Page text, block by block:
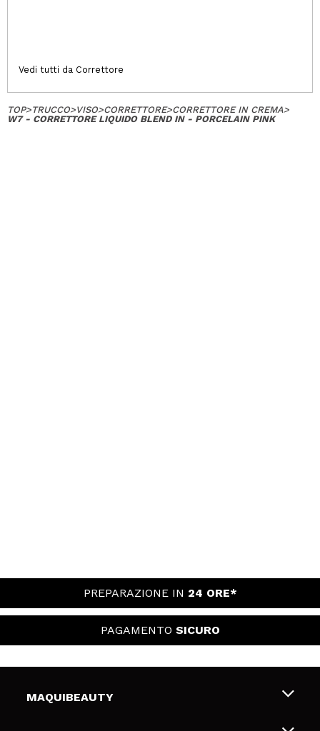
Vedi tutti da Correttore
TOP>TRUCCO>VISO>CORRETTORE>CORRETTORE IN CREMA>
W7 - CORRETTORE LIQUIDO BLEND IN - PORCELAIN PINK
PREPARAZIONE IN 24 ORE*
PAGAMENTO SICURO
MAQUIBEAUTY